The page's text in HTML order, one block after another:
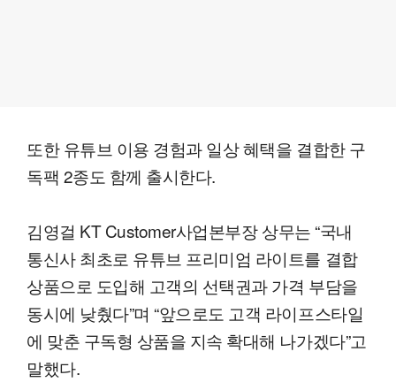
또한 유튜브 이용 경험과 일상 혜택을 결합한 구
독팩 2종도 함께 출시한다.
김영걸 KT Customer사업본부장 상무는 “국내
통신사 최초로 유튜브 프리미엄 라이트를 결합
상품으로 도입해 고객의 선택권과 가격 부담을
동시에 낮췄다”며 “앞으로도 고객 라이프스타일
에 맞춘 구독형 상품을 지속 확대해 나가겠다”고
말했다.